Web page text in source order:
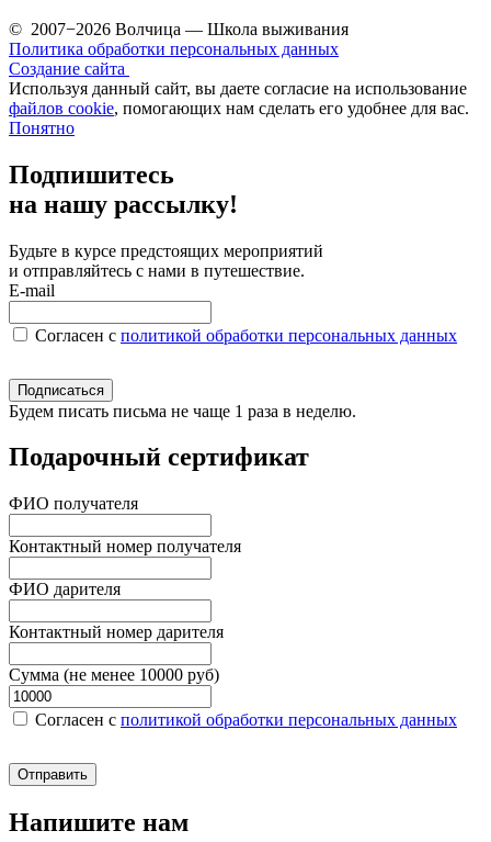
© 2007−2026 Волчица — Школа выживания
Политика обработки персональных данных
Создание сайта
Используя данный сайт, вы даете согласие на использование
файлов cookie, помогающих нам сделать его удобнее для вас.
Понятно
Подпишитесь
на нашу рассылку!
Будьте в курсе предстоящих мероприятий
и отправляйтесь с нами в путешествие.
E-mail
Согласен c политикой обработки персональных данных
Подписаться
Будем писать письма не чаще 1 раза в неделю.
Подарочный сертификат
ФИО получателя
Контактный номер получателя
ФИО дарителя
Контактный номер дарителя
Сумма (не менее 10000 руб)
Согласен c политикой обработки персональных данных
Отправить
Напишите нам